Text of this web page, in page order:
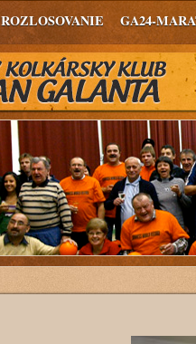
ROZLOSOVANIE GA24-